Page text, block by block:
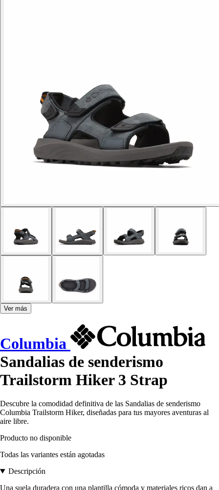
Ver más
Columbia
Sandalias de senderismo
Trailstorm Hiker 3 Strap
Descubre la comodidad definitiva de las Sandalias de senderismo
Columbia Trailstorm Hiker, diseñadas para tus mayores aventuras al
aire libre.
Producto no disponible
Todas las variantes están agotadas
Descripción
Una suela duradera con una plantilla cómoda y materiales ricos dan a